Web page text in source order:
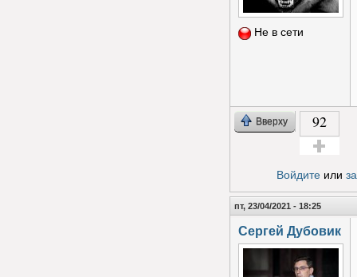
Не в сети
Вверху 92
Войдитеили
пт, 23/04/2021 - 18:25
Сергей Дубовик